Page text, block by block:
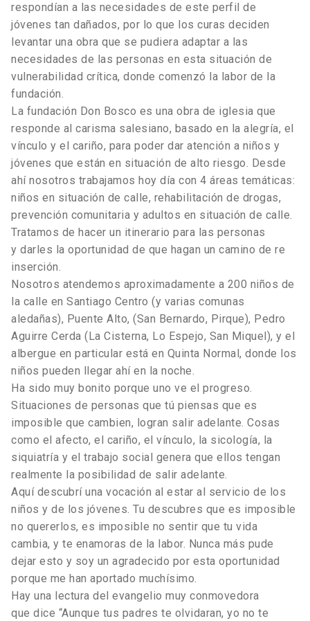
respondían a las necesidades de este perfil de
jóvenes tan dañados, por lo que los curas deciden
levantar una obra que se pudiera adaptar a las
necesidades de las personas en esta situación de
vulnerabilidad crítica, donde comenzó la labor de la
fundación.
La fundación Don Bosco es una obra de iglesia que
responde al carisma salesiano, basado en la alegría, el
vínculo y el cariño, para poder dar atención a niños y
jóvenes que están en situación de alto riesgo. Desde
ahí nosotros trabajamos hoy día con 4 áreas temáticas:
niños en situación de calle, rehabilitación de drogas,
prevención comunitaria y adultos en situación de calle.
Tratamos de hacer un itinerario para las personas
y darles la oportunidad de que hagan un camino de re
inserción.
Nosotros atendemos aproximadamente a 200 niños de
la calle en Santiago Centro (y varias comunas
aledañas), Puente Alto, (San Bernardo, Pirque), Pedro
Aguirre Cerda (La Cisterna, Lo Espejo, San Miquel), y el
albergue en particular está en Quinta Normal, donde los
niños pueden llegar ahí en la noche.
Ha sido muy bonito porque uno ve el progreso.
Situaciones de personas que tú piensas que es
imposible que cambien, logran salir adelante. Cosas
como el afecto, el cariño, el vínculo, la sicología, la
siquiatría y el trabajo social genera que ellos tengan
realmente la posibilidad de salir adelante.
Aquí descubrí una vocación al estar al servicio de los
niños y de los jóvenes. Tu descubres que es imposible
no quererlos, es imposible no sentir que tu vida
cambia, y te enamoras de la labor. Nunca más pude
dejar esto y soy un agradecido por esta oportunidad
porque me han aportado muchísimo.
Hay una lectura del evangelio muy conmovedora
que dice “Aunque tus padres te olvidaran, yo no te